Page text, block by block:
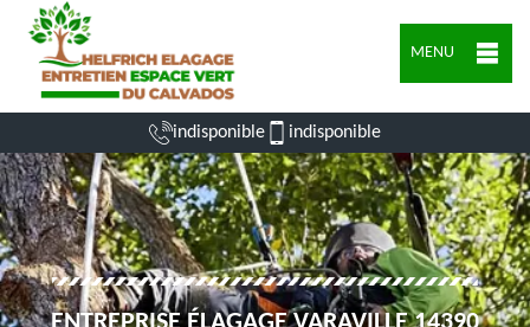
MENU
indisponible indisponible